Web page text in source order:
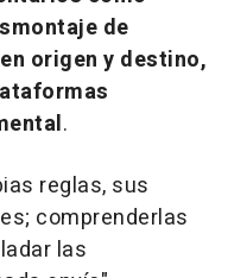
de
origen y destino,
.
reglas, sus
comprenderlas
las